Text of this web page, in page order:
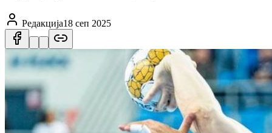
Редакција18 сеп 2025